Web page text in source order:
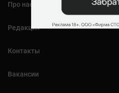
Про нас
Редакция
Контакты
Вакансии